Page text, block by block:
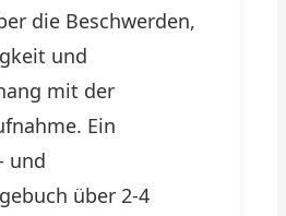
die Beschwerden,
und
mit der
Ein
und
über 2-4